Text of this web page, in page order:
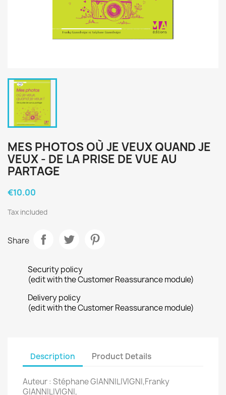
MES PHOTOS OÙ JE VEUX QUAND JE
VEUX - DE LA PRISE DE VUE AU
PARTAGE
€10.00
Tax included
Share
Security policy
(edit with the Customer Reassurance module)
Delivery policy
(edit with the Customer Reassurance module)
Description Product Details
Auteur : Stéphane GIANNILIVIGNI,Franky
GIANNILIVIGNI,